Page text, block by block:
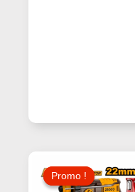
Promo !
Promo !
Prix
Initial